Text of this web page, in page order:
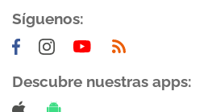
Síguenos:
Descubre nuestras apps: